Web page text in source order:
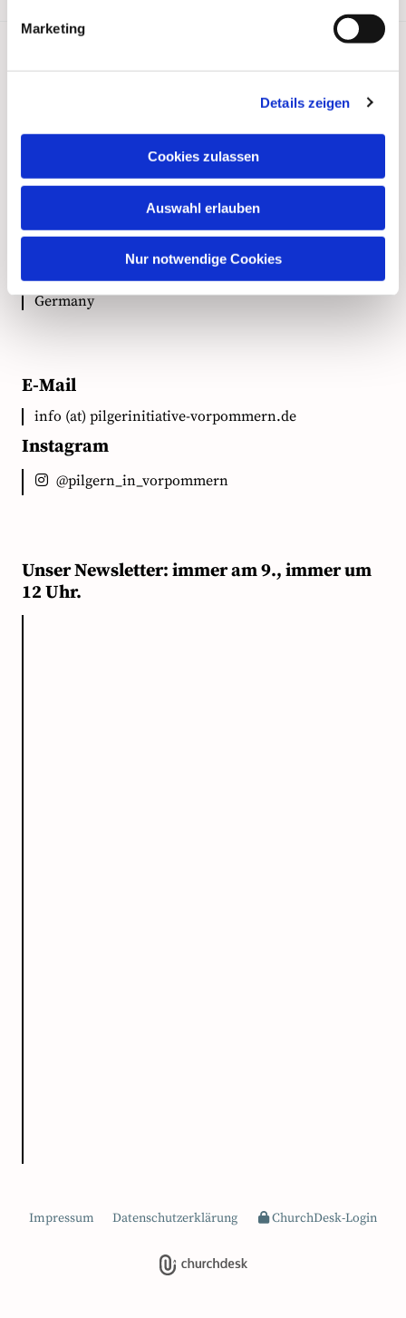
Marketing
Details zeigen
Cookies zulassen
Auswahl erlauben
Nur notwendige Cookies
Ökumenische Pilgerinitiative Vorpommern e.V.
18528 Bergen auf Rügen
Germany
E-Mail
info (at) pilgerinitiative-vorpommern.de
Instagram
@pilgern_in_vorpommern
Unser Newsletter: immer am 9., immer um
12 Uhr.
Impressum Datenschutzerklärung ChurchDesk-Login